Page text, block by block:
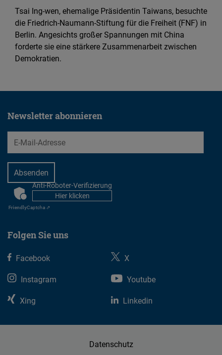
Tsai Ing-wen, ehemalige Präsidentin Taiwans, besuchte
die Friedrich-Naumann-Stiftung für die Freiheit (FNF) in
Berlin. Angesichts großer Spannungen mit China
forderte sie eine stärkere Zusammenarbeit zwischen
Demokratien.
Newsletter abonnieren
EMail
CAPTCHAAnti-Roboter-Verifizierung
Hier klicken
FriendlyCaptcha ⇗
Folgen Sie uns
Facebook
X
Instagram
Youtube
Xing
Linkedin
Datenschutz
Newsletter2go
Embed
Podigee
Embed
Typeform
Embed